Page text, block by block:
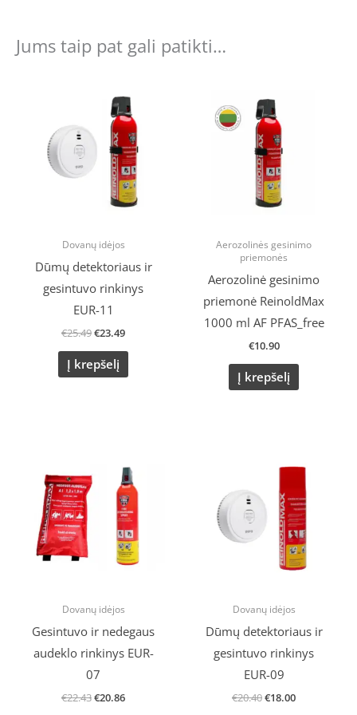
Jums taip pat gali patikti…
Dovanų idėjos
Dūmų detektoriaus ir
gesintuvo rinkinys
EUR-11
€25.49
price
was:
€25.49.
€23.49
price
is:
€23.49.
Į krepšelį
Aerozolinės gesinimo
priemonės
Aerozolinė gesinimo
priemonė ReinoldMax
1000 ml AF PFAS_free
€10.90
Į krepšelį
Dovanų idėjos
Gesintuvo ir nedegaus
audeklo rinkinys EUR-
07
€22.43
€22.43.
€20.86
is:
€20.86.
Dovanų idėjos
Dūmų detektoriaus ir
gesintuvo rinkinys
EUR-09
€20.40
was:
€18.00
is:
€18.00.